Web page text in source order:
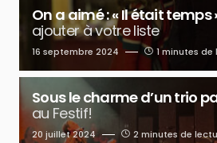
On a aimé : « Il était temps
ajouter à votre liste
16 septembre 2024 1 minutes de
Sous le charme d’un trio
au Festif!
20 juillet 2024 2 minutes de